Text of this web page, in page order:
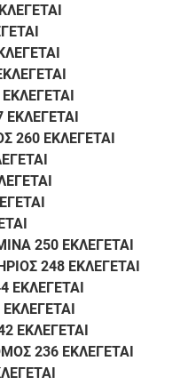
260 ΕΚΛΕΓΕΤΑΙ
250 ΕΚΛΕΓΕΤΑΙ
248 ΕΚΛΕΓΕΤΑΙ
ΕΚΛΕΓΕΤΑΙ
ΕΚΛΕΓΕΤΑΙ
236 ΕΚΛΕΓΕΤΑΙ